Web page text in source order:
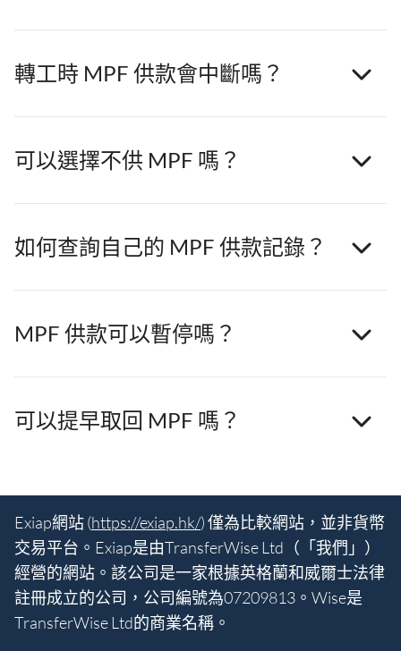
轉工時 MPF 供款會中斷嗎？
可以選擇不供 MPF 嗎？
如何查詢自己的 MPF 供款記錄？
MPF 供款可以暫停嗎？
可以提早取回 MPF 嗎？
Exiap網站 (https://exiap.hk/) 僅為比較網站，並非貨幣
交易平台。Exiap是由TransferWise Ltd（「我們」）
經營的網站。該公司是一家根據英格蘭和威爾士法律
註冊成立的公司，公司編號為07209813。Wise是
TransferWise Ltd的商業名稱。